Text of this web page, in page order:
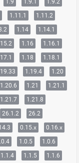
1.9 1.9.1
1.9.2
1.11.1
1.11.2
1.14
1.14.1
1.16
1.16.1
1.18
1.18.1
1.19.4
1.20
1.20.6 1.21
1.21.1
1.21.7
1.21.8
26.1.2 26.2
0.15.x
0.16.x
1.0.5
1.0.6
1.1.4 1.1.5
1.1.6